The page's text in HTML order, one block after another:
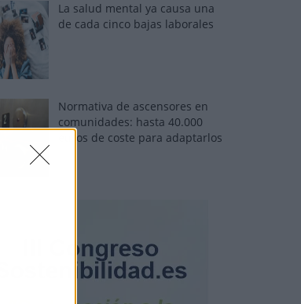
La salud mental ya causa una
de cada cinco bajas laborales
Normativa de ascensores en
comunidades: hasta 40.000
euros de coste para adaptarlos